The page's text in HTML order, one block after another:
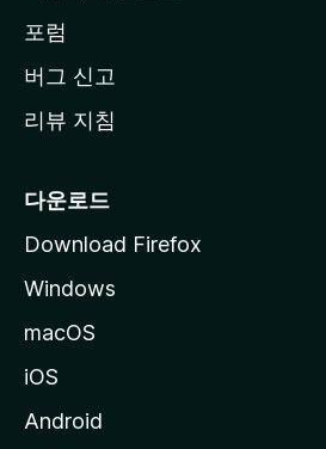
동
포럼
버그 신고
리뷰 지침
다운로드
Download Firefox
Windows
macOS
iOS
Android